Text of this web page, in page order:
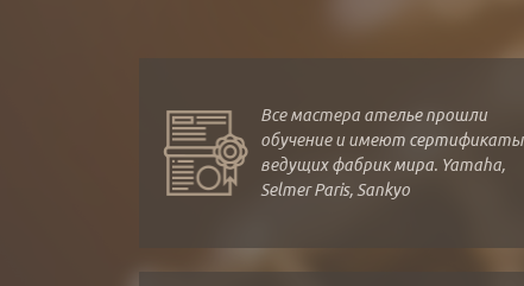
Все мастера ателье прошли
обучение и имеют сертификаты
ведущих фабрик мира. Yamaha,
Selmer Paris, Sankyo